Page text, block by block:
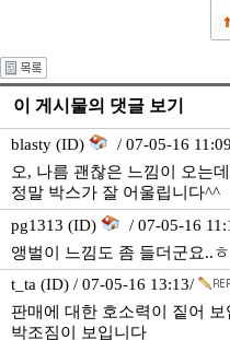
이 게시물의 댓글 보기
blasty (ID)
/ 07-05-16
오, 나름 괜찮은 느낌이 오는
정말 박스가 잘 어울립니다^^
pg1313 (ID)
/ 07-05-16
앵벌이 느낌도 좀 들더군요..
t_ta (ID) / 07-05-16 13:13/
판매에 대한 호소력이 짙어
박조짐이 보입니다